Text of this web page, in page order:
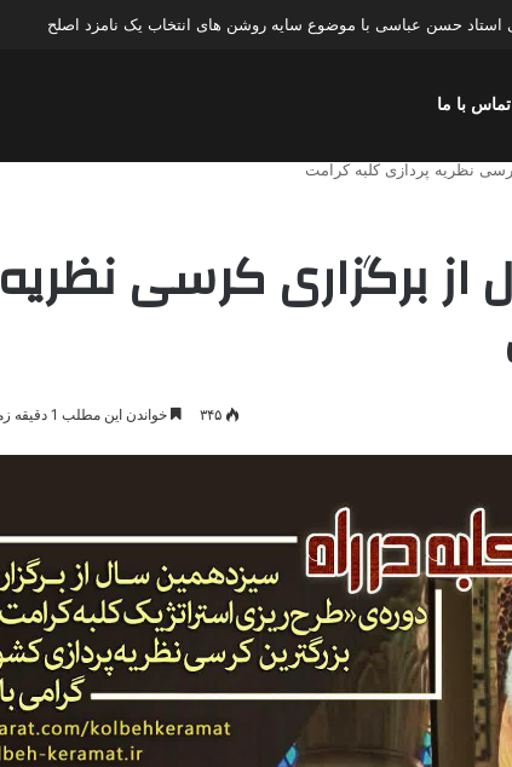
استاد حسن عباسی با موضوع چهار انتخاب ۱۴۰۰
تماس با ما
نظریه پردازی کلبه کرامت
از برگزاری کرسی نظریه
۳۴۵ خواندن این مطلب 1 دقیقه زمان میبرد